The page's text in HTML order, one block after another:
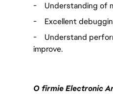
-
Understanding of
-
Excellent
-
Understand
improve.
O firmie Electronic